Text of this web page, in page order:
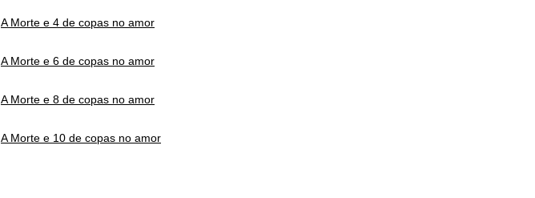
A Morte e 4 de copas no amor
A Morte e 6 de copas no amor
A Morte e 8 de copas no amor
A Morte e 10 de copas no amor